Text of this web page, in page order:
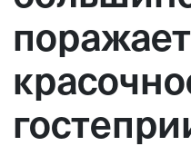
КП «Дизайн